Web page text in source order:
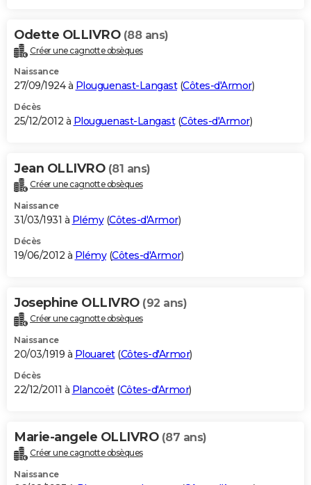
Odette OLLIVRO (88 ans)
Créer une cagnotte obsèques
Naissance
27/09/1924 à Plouguenast-Langast(Côtes-d'Armor)
Décès
25/12/2012 à Plouguenast-Langast(Côtes-d'Armor)
Jean OLLIVRO (81 ans)
Créer une cagnotte obsèques
Naissance
31/03/1931 à Plémy(Côtes-d'Armor)
Décès
19/06/2012 à Plémy(Côtes-d'Armor)
Josephine OLLIVRO (92 ans)
Créer une cagnotte obsèques
Naissance
20/03/1919 à Plouaret(Côtes-d'Armor)
Décès
22/12/2011 à Plancoët(Côtes-d'Armor)
Marie-angele OLLIVRO (87 ans)
Créer une cagnotte obsèques
Naissance